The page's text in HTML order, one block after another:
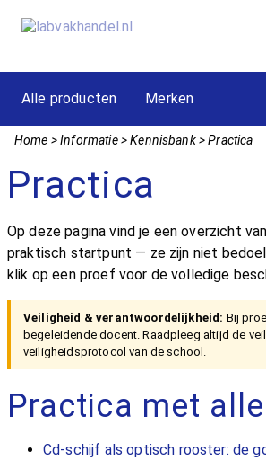
Alle producten Merken
Home Informatie Kennisbank Practica
Practica
Op deze pagina vind je een overzicht
praktisch startpunt — ze zijn niet
klik op een proef voor de volledige
Veiligheid & verantwoordelijkheid: Bij
begeleidende docent. Raadpleeg altijd de
veiligheidsprotocol van de school.
Practica met
Cd-schijf als optisch rooster: de